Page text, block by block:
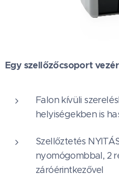
Egy szellőzőcsoport
Falon kívüli
helyiségekben is
Szellőztetés
nyomógombbal, 2
záróérintkezővel